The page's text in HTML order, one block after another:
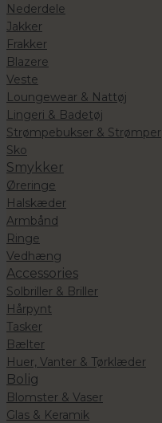
Nederdele
Jakker
Frakker
Blazere
Veste
Loungewear & Nattøj
Lingeri & Badetøj
Strømpebukser & Strømper
Sko
Smykker
Øreringe
Halskæder
Armbånd
Ringe
Vedhæng
Accessories
Solbriller & Briller
Hårpynt
Tasker
Bælter
Huer, Vanter & Tørklæder
Bolig
Blomster & Vaser
Glas & Keramik